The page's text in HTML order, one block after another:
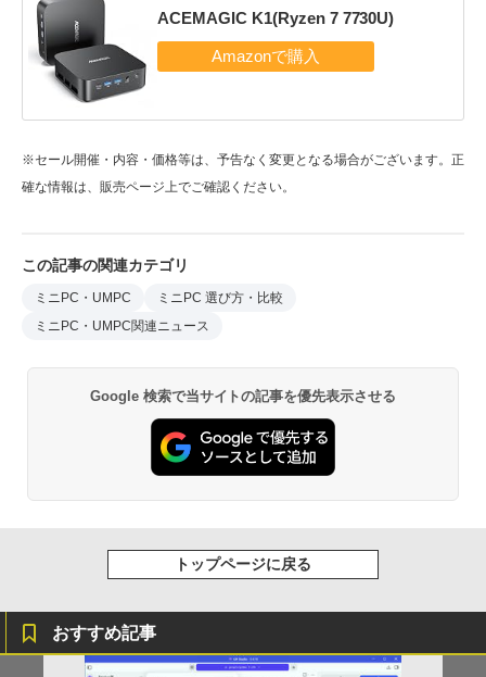
ACEMAGIC K1(Ryzen 7 7730U)
※セール開催・内容・価格等は、予告なく変更となる場合がございます。正
確な情報は、販売ページ上でご確認ください。
この記事の関連カテゴリ
ミニPC・UMPC
ミニPC 選び方・比較
ミニPC・UMPC関連ニュース
Google 検索で当サイトの記事を優先表示させる
トップページに戻る
おすすめ記事